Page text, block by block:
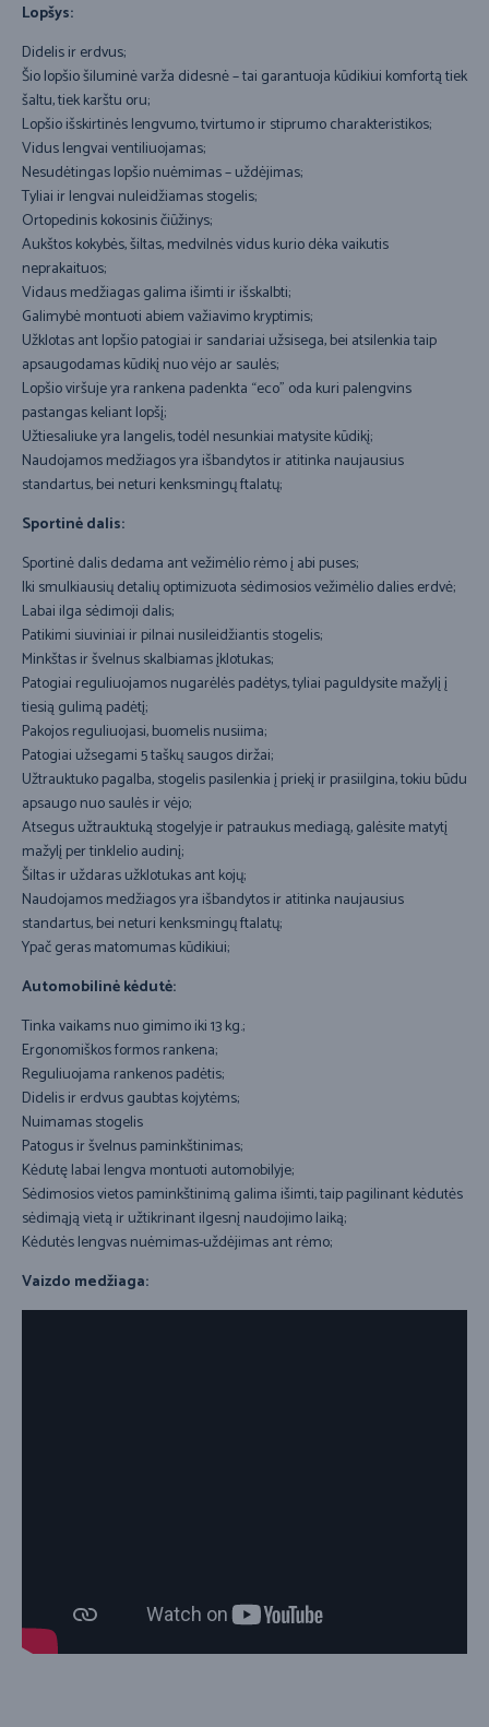
Lopšys:
Didelis ir erdvus;
Šio lopšio šiluminė varža didesnė – tai garantuoja kūdikiui komfortą tiek
šaltu, tiek karštu oru;
Lopšio išskirtinės lengvumo, tvirtumo ir stiprumo charakteristikos;
Vidus lengvai ventiliuojamas;
Nesudėtingas lopšio nuėmimas – uždėjimas;
Tyliai ir lengvai nuleidžiamas stogelis;
Ortopedinis kokosinis čiūžinys;
Aukštos kokybės, šiltas, medvilnės vidus kurio dėka vaikutis
neprakaituos;
Vidaus medžiagas galima išimti ir išskalbti;
Galimybė montuoti abiem važiavimo kryptimis;
Užklotas ant lopšio patogiai ir sandariai užsisega, bei atsilenkia taip
apsaugodamas kūdikį nuo vėjo ar saulės;
Lopšio viršuje yra rankena padenkta “eco” oda kuri palengvins
pastangas keliant lopšį;
Užtiesaliuke yra langelis, todėl nesunkiai matysite kūdikį;
Naudojamos medžiagos yra išbandytos ir atitinka naujausius
standartus, bei neturi kenksmingų ftalatų;
Sportinė dalis:
Sportinė dalis dedama ant vežimėlio rėmo į abi puses;
Iki smulkiausių detalių optimizuota sėdimosios vežimėlio dalies erdvė;
Labai ilga sėdimoji dalis;
Patikimi siuviniai ir pilnai nusileidžiantis stogelis;
Minkštas ir švelnus skalbiamas įklotukas;
Patogiai reguliuojamos nugarėlės padėtys, tyliai paguldysite mažylį į
tiesią gulimą padėtį;
Pakojos reguliuojasi, buomelis nusiima;
Patogiai užsegami 5 taškų saugos diržai;
Užtrauktuko pagalba, stogelis pasilenkia į priekį ir prasiilgina, tokiu būdu
apsaugo nuo saulės ir vėjo;
Atsegus užtrauktuką stogelyje ir patraukus mediagą, galėsite matytį
mažylį per tinklelio audinį;
Šiltas ir uždaras užklotukas ant kojų;
Naudojamos medžiagos yra išbandytos ir atitinka naujausius
standartus, bei neturi kenksmingų ftalatų;
Ypač geras matomumas kūdikiui;
Automobilinė kėdutė:
Tinka vaikams nuo gimimo iki 13 kg.;
Ergonomiškos formos rankena;
Reguliuojama rankenos padėtis;
Didelis ir erdvus gaubtas kojytėms;
Nuimamas stogelis
Patogus ir švelnus paminkštinimas;
Kėdutę labai lengva montuoti automobilyje;
Sėdimosios vietos paminkštinimą galima išimti, taip pagilinant kėdutės
sėdimąją vietą ir užtikrinant ilgesnį naudojimo laiką;
Kėdutės lengvas nuėmimas-uždėjimas ant rėmo;
Vaizdo medžiaga: